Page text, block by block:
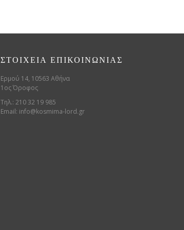
ΣΤΟΙΧΕΊΑ ΕΠΙΚΟΙΝΩΝΊΑΣ
Ερμού 14, 10563 Αθήνα
1ος Όροφος
Τηλ.: 210 32 19 985
Email: info@kosmima-lord.gr